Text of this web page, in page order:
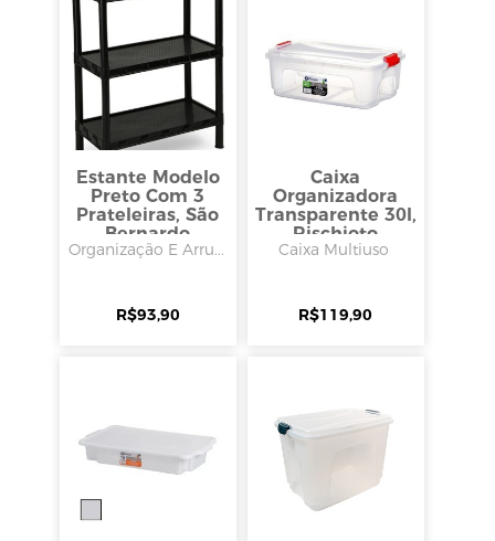
Estante Modelo
Preto Com 3
Prateleiras, São
Bernardo
Organização E Arru...
R$93,90
Caixa
Organizadora
Transparente 30l,
Rischioto
Caixa Multiuso
R$119,90